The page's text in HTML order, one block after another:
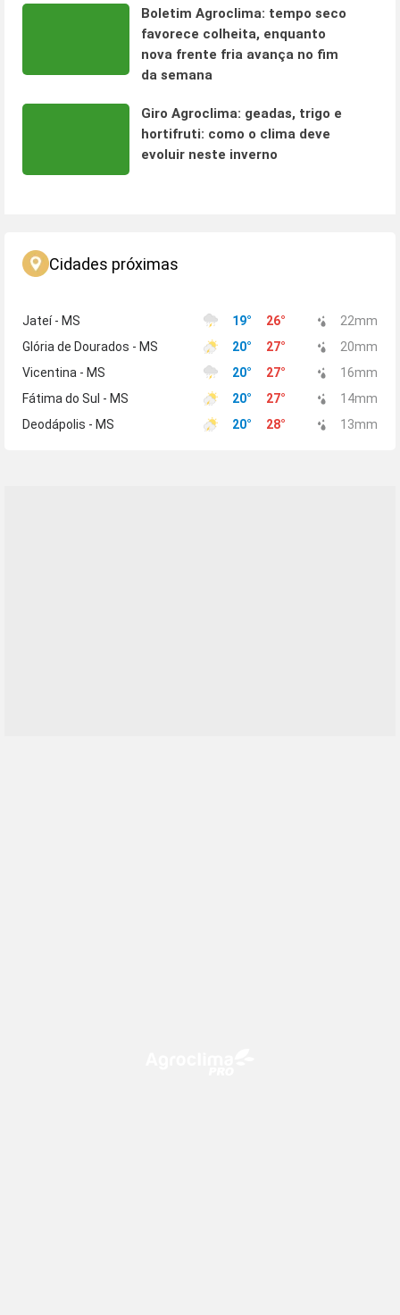
Boletim Agroclima: tempo seco
favorece colheita, enquanto
nova frente fria avança no fim
da semana
Giro Agroclima: geadas, trigo e
hortifruti: como o clima deve
evoluir neste inverno
Cidades próximas
Jateí - MS 19° 26° 22mm
Glória de Dourados - MS
20° 27° 20mm
Vicentina - MS
20° 27° 16mm
Fátima do Sul - MS
20° 27° 14mm
Deodápolis - MS
20° 28° 13mm